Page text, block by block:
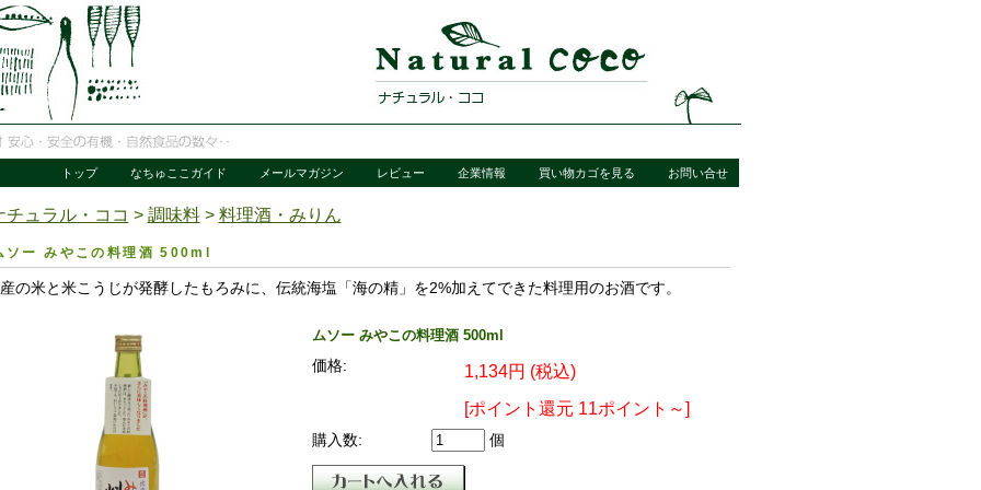
トップ なちゅここガイド メールマガジン レビュー 企業情報 買い物カゴを見る お問い合せ
チュラル・ココ > 調味料> 料理酒・みりん
ソー みやこの料理酒 500ml
の米と米こうじが発酵したもろみに、伝統海塩「海の精」を2%加えてできた料理用のお酒です。
ムソー みやこの料理酒 500ml
価格:
1,134円 (税込)
[ポイント還元 11ポイント～]
購入数: 個